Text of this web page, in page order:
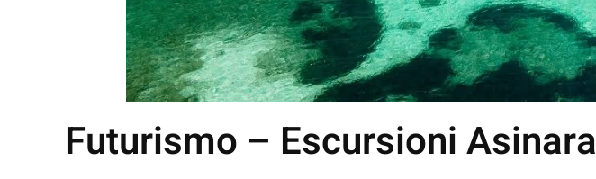
Futurismo – Escursioni Asinara